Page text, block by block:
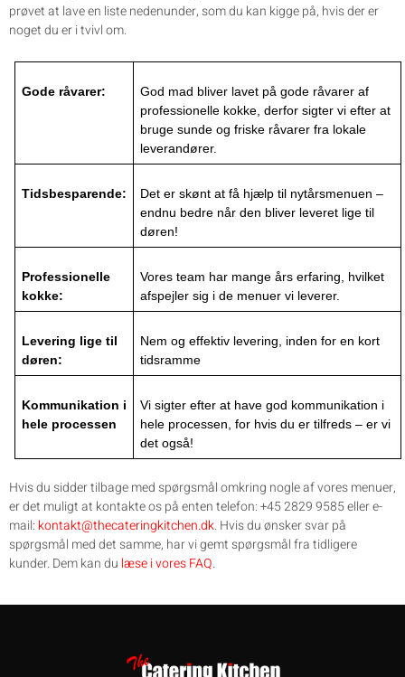
prøvet at lave en liste nedenunder, som du kan kigge på, hvis der er
noget du er i tvivl om.
Gode råvarer:
God mad bliver lavet på gode råvarer af
professionelle kokke, derfor sigter vi efter at
bruge sunde og friske råvarer fra lokale
leverandører.
Tidsbesparende:
Det er skønt at få hjælp til nytårsmenuen –
endnu bedre når den bliver leveret lige til
døren!
Professionelle
kokke:
Vores team har mange års erfaring, hvilket
afspejler sig i de menuer vi leverer.
Levering lige til
døren:
Nem og effektiv levering, inden for en kort
tidsramme
Kommunikation i
hele processen
Vi sigter efter at have god kommunikation i
hele processen, for hvis du er tilfreds – er vi
det også!
Hvis du sidder tilbage med spørgsmål omkring nogle af vores menuer,
er det muligt at kontakte os på enten telefon: +45 2829 9585 eller e-
mail: kontakt@thecateringkitchen.dk. Hvis du ønsker svar på
spørgsmål med det samme, har vi gemt spørgsmål fra tidligere
kunder. Dem kan du læse i vores FAQ.